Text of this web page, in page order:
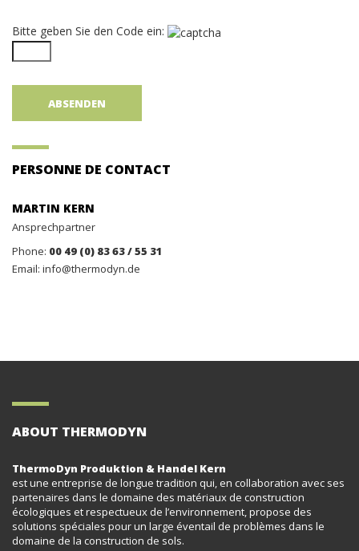
Bitte geben Sie den Code ein:
PERSONNE DE CONTACT
MARTIN KERN
Ansprechpartner
Phone: 00 49 (0) 83 63 / 55 31
Email: info@thermodyn.de
ABOUT THERMODYN
ThermoDyn Produktion & Handel Kern
est une entreprise de longue tradition qui, en collaboration avec ses
partenaires dans le domaine des matériaux de construction
écologiques et respectueux de l’environnement, propose des
solutions spéciales pour un large éventail de problèmes dans le
domaine de la construction de sols.